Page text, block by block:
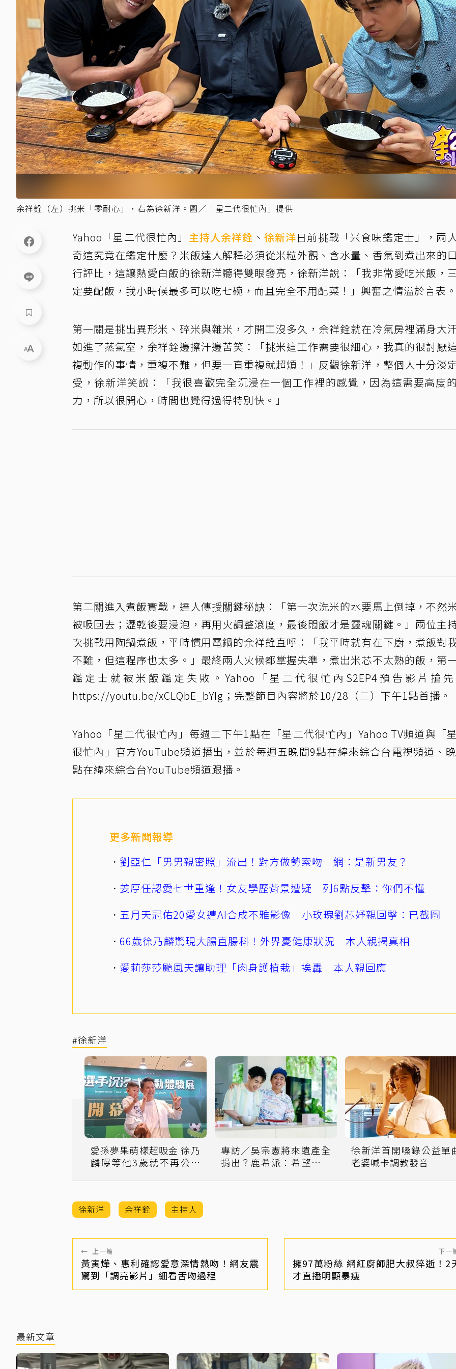
余祥銓（左）挑米「零耐心」，右為徐新洋。圖／「星二代很忙內」提供
Yahoo「星二代很忙內」 主持人余祥銓 、 徐新洋日前挑戰「米食味鑑定士」，兩
奇這究竟在鑑定什麼？米飯達人解釋必須從米粒外觀、含水量、香氣到煮出來的
行評比，這讓熱愛白飯的徐新洋聽得雙眼發亮，徐新洋說：「我非常愛吃米飯，
定要配飯，我小時候最多可以吃七碗，而且完全不用配菜！」興奮之情溢於言表。
第一關是挑出異形米、碎米與雜米，才開工沒多久，余祥銓就在冷氣房裡滿身大
如進了蒸氣室，余祥銓邊擦汗邊苦笑：「挑米這工作需要很細心，我真的很討厭
複動作的事情，重複不難，但要一直重複就超煩！」反觀徐新洋，整個人十分淡
受，徐新洋笑說：「我很喜歡完全沉浸在一個工作裡的感覺，因為這需要高度
力，所以很開心，時間也覺得過得特別快。」
第二關進入煮飯實戰，達人傳授關鍵秘訣：「第一次洗米的水要馬上倒掉，不然
被吸回去；瀝乾後要浸泡，再用火調整滾度，最後悶飯才是靈魂關鍵。」兩位主
次挑戰用陶鍋煮飯，平時慣用電鍋的余祥銓直呼：「我平時就有在下廚，煮飯對
不難，但這程序也太多。」最終兩人火候都掌握失準，煮出米芯不太熟的飯，第
鑑定士就被米飯鑑定失敗。Yahoo「星二代很忙內S2EP4預告影片搶先
https://youtu.be/xCLQbE_bYIg；完整節目內容將於10/28（二）下午1點首播。
Yahoo「星二代很忙內」每週二下午1點在「星二代很忙內」Yahoo TV頻道與「
很忙內」官方YouTube頻道播出，並於每週五晚間9點在緯來綜合台電視頻道、
點在緯來綜合台YouTube頻道跟播。
更多新聞報導
劉亞仁「男男親密照」流出！對方做勢索吻 網：是新男友？
姜厚任認愛七世重逢！女友學歷背景遭疑 列6點反擊：你們不懂
五月天冠佑20愛女遭AI合成不雅影像 小玫瑰劉芯妤親回擊：已截圖
66歲徐乃麟驚現大腸直腸科！外界憂健康狀況 本人親揭真相
愛莉莎莎颱風天讓助理「肉身護植栽」挨轟 本人親回應
#徐新洋
愛孫夢果萌樣超吸金 徐乃
麟曝等他3歲就不再公開
專訪／吳宗憲將來遺產全
捐出？鹿希派：希望他只
徐新洋首開嗓錄公益單
老婆喊卡調教發音
徐新洋 余祥銓 主持人
← 上一篇
黃寅燁、惠利確認愛意深情熱吻！網友震
驚到「調亮影片」細看舌吻過程
下一
擁97萬粉絲 網紅廚師肥大叔猝逝！2
才直播明顯暴瘦
最新文章